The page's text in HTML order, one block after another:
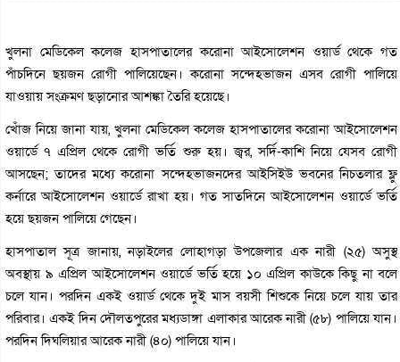
খুলনা মেডিকেল কলেজ হাসপাতালের করোনা আইসোলেশন ওয়ার্ড থেকে গত
পাঁচদিনে ছয়জন রোগী পালিয়েছেন। করোনা সন্দেহভাজন এসব রোগী পালিয়ে
যাওয়ায় সংক্রমণ ছড়ানোর আশঙ্কা তৈরি হয়েছে।
খোঁজ নিয়ে জানা যায়, খুলনা মেডিকেল কলেজ হাসপাতালের করোনা আইসোলেশন
ওয়ার্ডে ৭ এপ্রিল থেকে রোগী ভর্তি শুরু হয়। জ্বর, সর্দি-কাশি নিয়ে যেসব রোগী
আসছেন; তাদের মধ্যে করোনা সন্দেহভাজনদের আইসিইউ ভবনের নিচতলার ফ্লু
কর্নারে আইসোলেশন ওয়ার্ডে রাখা হয়। গত সাতদিনে আইসোলেশন ওয়ার্ডে ভর্তি
হয়ে ছয়জন পালিয়ে গেছেন।
হাসপাতাল সূত্র জানায়, নড়াইলের লোহাগড়া উপজেলার এক নারী (২৫) অসুস্থ
অবস্থায় ৯ এপ্রিল আইসোলেশন ওয়ার্ডে ভর্তি হয়ে ১০ এপ্রিল কাউকে কিছু না বলে
চলে যান। পরদিন একই ওয়ার্ড থেকে দুই মাস বয়সী শিশুকে নিয়ে চলে যায় তার
পরিবার। একই দিন দৌলতপুরের মধ্যডাঙ্গা এলাকার আরেক নারী (৫৮) পালিয়ে যান।
পরদিন দিঘলিয়ার আরেক নারী (৪০) পালিয়ে যান।